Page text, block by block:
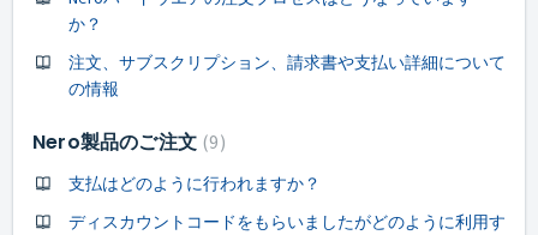
か？
注文、サブスクリプション、請求書や支払い詳細について
の情報
Nero製品のご注文 9
支払はどのように行われますか？
ディスカウントコードをもらいましたがどのように利用す